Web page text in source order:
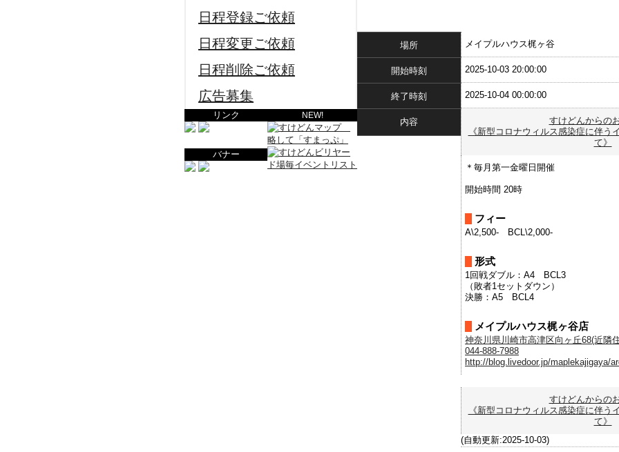
日程登録ご依頼
日程変更ご依頼
日程削除ご依頼
広告募集
リンク
バナー
NEW!
場所 メイプルハウス梶ヶ谷
開始時刻 2025-10-03 20:00:00
終了時刻 2025-10-04 00:00:00
内容
すけどんからの
《新型コロナウィルス感染症に伴う
て》
＊毎月第一金曜日開催
開始時間 20時
フィー
A\2,500- BCL\2,000-
形式
1回戦ダブル：A4 BCL3
（敗者1セットダウン）
決勝：A5 BCL4
メイプルハウス梶ヶ谷店
神奈川県川崎市高津区向ヶ丘68(近隣
044-888-7988
http://blog.livedoor.jp/maplekajigaya/
すけどんからの
《新型コロナウィルス感染症に伴う
て》
(自動更新:2025-10-03)